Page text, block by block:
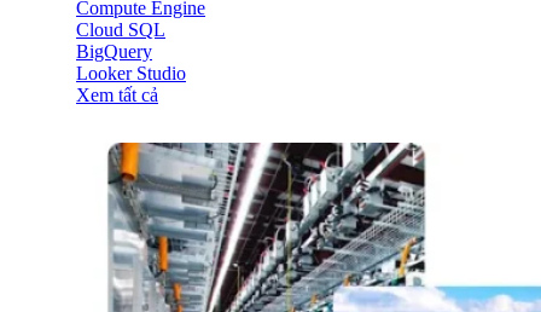
Compute Engine
Cloud SQL
BigQuery
Looker Studio
Xem tất cả